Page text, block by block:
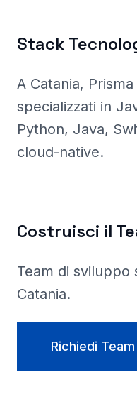
Stack
A Catania, Prisma
specializzati in
Python, Java,
cloud-native.
Costruisci il
Team di sviluppo
Catania.
Richiedi